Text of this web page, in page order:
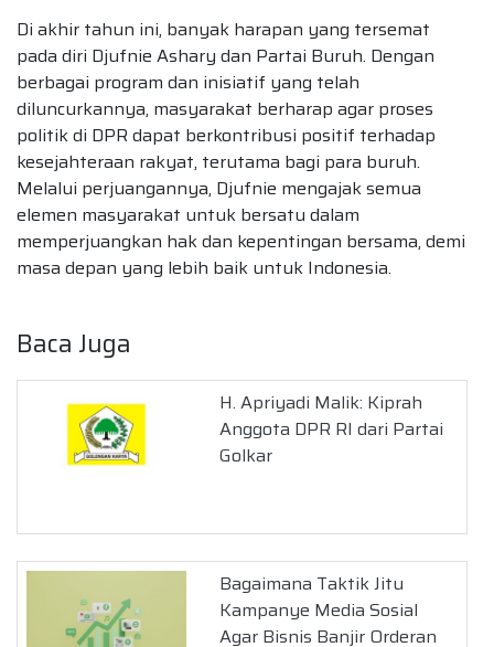
Di akhir tahun ini, banyak harapan yang tersemat
pada diri Djufnie Ashary dan Partai Buruh. Dengan
berbagai program dan inisiatif yang telah
diluncurkannya, masyarakat berharap agar proses
politik di DPR dapat berkontribusi positif terhadap
kesejahteraan rakyat, terutama bagi para buruh.
Melalui perjuangannya, Djufnie mengajak semua
elemen masyarakat untuk bersatu dalam
memperjuangkan hak dan kepentingan bersama, demi
masa depan yang lebih baik untuk Indonesia.
Baca Juga
H. Apriyadi Malik: Kiprah
Anggota DPR RI dari Partai
Golkar
Bagaimana Taktik Jitu
Kampanye Media Sosial
Agar Bisnis Banjir Orderan